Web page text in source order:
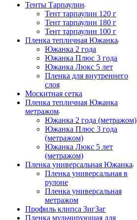
Тенты Тарпаулин
Тент тарпаулин 120 г
Тент тарпаулин 180 г
Тент тарпаулин 100 г
Пленка тепличная Южанка
Южанка 2 года
Южанка Плюс 3 года
Южанка Люкс 5 лет
Пленка для внутреннего
слоя
Москитная сетка
Пленка тепличная Южанка
метражом
Южанка 2 года (метражом)
Южанка Плюс 3 года
(метражом)
Южанка Люкс 5 лет
(метражом)
Пленка универсальная Южанка
Пленка универсальная в
рулоне
Пленка универсальная
метражом
Профиль клипса ЗигЗаг
Пленка мульчирующая для